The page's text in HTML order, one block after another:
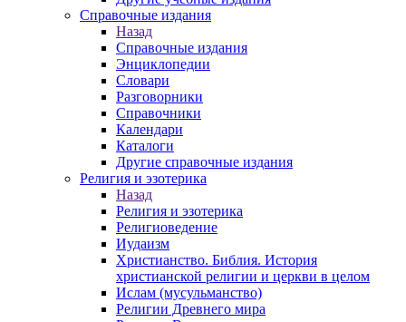
Справочные издания
Назад
Справочные издания
Энциклопедии
Словари
Разговорники
Справочники
Календари
Каталоги
Другие справочные издания
Религия и эзотерика
Назад
Религия и эзотерика
Религиоведение
Иудаизм
Христианство. Библия. История
христианской религии и церкви в целом
Ислам (мусульманство)
Религии Древнего мира